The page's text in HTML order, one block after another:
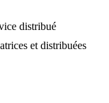
distribué
et distribuées